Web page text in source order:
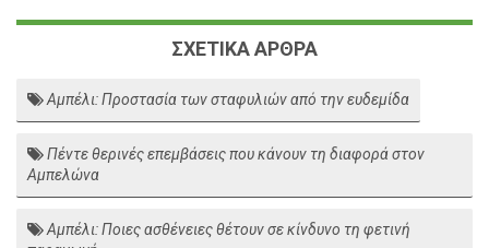
ΣΧΕΤΙΚΑ ΑΡΘΡΑ
Αμπέλι: Προστασία των σταφυλιών από την ευδεμίδα
Πέντε θερινές επεμβάσεις που κάνουν τη διαφορά στον
Αμπελώνα
Αμπέλι: Ποιες ασθένειες θέτουν σε κίνδυνο τη φετινή